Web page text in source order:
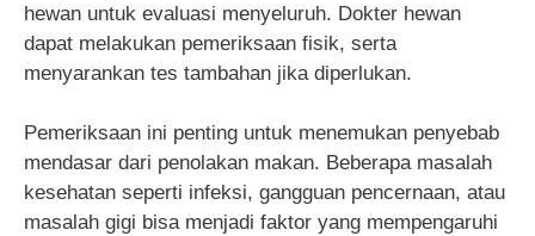
hewan untuk evaluasi menyeluruh. Dokter hewan
dapat melakukan pemeriksaan fisik, serta
menyarankan tes tambahan jika diperlukan.
Pemeriksaan ini penting untuk menemukan penyebab
mendasar dari penolakan makan. Beberapa masalah
kesehatan seperti infeksi, gangguan pencernaan, atau
masalah gigi bisa menjadi faktor yang mempengaruhi